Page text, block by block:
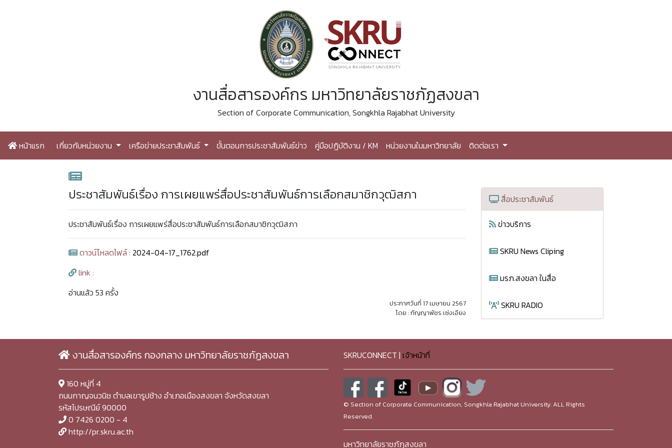
งานสื่อสารองค์กร มหาวิทยาลัยราชภัฏสงขลา
Section of Corporate Communication, Songkhla Rajabhat University
หน้าแรก เกี่ยวกับหน่วยงาน เครือข่ายประชาสัมพันธ์ ขั้นตอนการประชาสัมพันธ์ข่าว คู่มือปฏิบัติงาน / KM หน่วยงานในมหาวิทยาลัย ติดต่อเรา
ประชาสัมพันธ์เรื่อง การเผยแพร่สื่อประชาสัมพันธ์การเลือกสมาชิกวุฒิสภา
ประชาสัมพันธ์เรื่อง การเผยแพร่สื่อประชาสัมพันธ์การเลือกสมาชิกวุฒิสภา
ดาวน์โหลดไฟล์ : 2024-04-17_1762.pdf
link :
อ่านแล้ว 53 ครั้ง
ประกาศวันที่ 17 เมษายน 2567
โดย : กัญญาพัชร เซ่งเอียง
สื่อประชาสัมพันธ์
ข่าวบริการ
SKRU News Cliping
มรภ.สงขลา ในสื่อ
SKRU RADIO
งานสื่อสารองค์กร กองกลาง มหาวิทยาลัยราชภัฏสงขลา
160 หมู่ที่ 4
ถนนกาญจนวนิช ตำบลเขารูปช้าง อำเภอเมืองสงขลา จังหวัดสงขลา
รหัสไปรษณีย์ 90000
0 7426 0200 - 4
http://pr.skru.ac.th
SKRUCONNECT | เจ้าหน้าที่
© Section of Corporate Communication, Songkhla Rajabhat University. ALL Rights
Reserved.
มหาวิทยาลัยราชภัฏสงขลา